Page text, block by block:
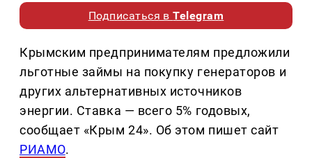
Подписаться вTelegram
Крымским предпринимателям предложили
льготные займы на покупку генераторов и
других альтернативных источников
энергии. Ставка — всего 5% годовых,
сообщает «Крым 24». Об этом пишет сайт
РИАМО.